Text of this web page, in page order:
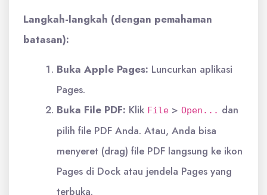
Langkah-langkah (dengan pemahaman
batasan):
Buka Apple Pages: Luncurkan aplikasi
Pages.
Buka File PDF: Klik File > Open... dan
pilih file PDF Anda. Atau, Anda bisa
menyeret (drag) file PDF langsung ke ikon
Pages di Dock atau jendela Pages yang
terbuka.